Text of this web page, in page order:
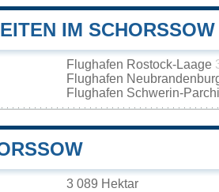
IM SCHORSSOW
Flughafen Rostock-Laage
Flughafen
Flughafen Schwerin-
3 089 Hektar